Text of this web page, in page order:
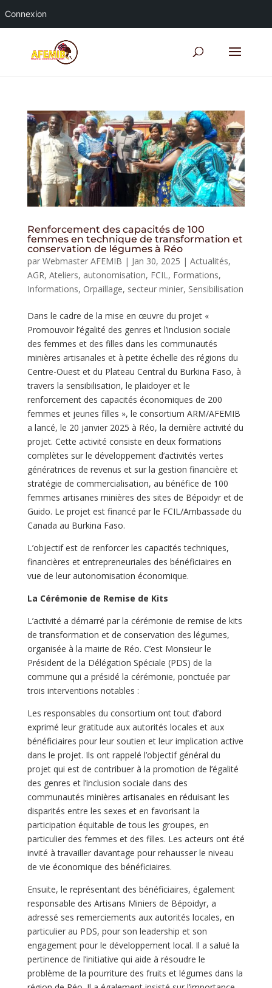
Connexion
Renforcement des capacités de 100
femmes en technique de transformation et
conservation de légumes à Réo
par Webmaster AFEMIB | Jan 30, 2025 | Actualités,
AGR, Ateliers, autonomisation, FCIL , Formations,
Informations, Orpaillage, secteur minier, Sensibilisation
Dans le cadre de la mise en œuvre du projet «
Promouvoir l’égalité des genres et l’inclusion sociale
des femmes et des filles dans les communautés
minières artisanales et à petite échelle des régions du
Centre-Ouest et du Plateau Central du Burkina Faso, à
travers la sensibilisation, le plaidoyer et le
renforcement des capacités économiques de 200
femmes et jeunes filles », le consortium ARM/AFEMIB
a lancé, le 20 janvier 2025 à Réo, la dernière activité du
projet. Cette activité consiste en deux formations
complètes sur le développement d’activités vertes
génératrices de revenus et sur la gestion financière et
stratégie de commercialisation, au bénéfice de 100
femmes artisanes minières des sites de Bépoidyr et de
Guido. Le projet est financé par le FCIL/Ambassade du
Canada au Burkina Faso.
L’objectif est de renforcer les capacités techniques,
financières et entrepreneuriales des bénéficiaires en
vue de leur autonomisation économique.
La Cérémonie de Remise de Kits
L’activité a démarré par la cérémonie de remise de kits
de transformation et de conservation des légumes,
organisée à la mairie de Réo. C’est Monsieur le
Président de la Délégation Spéciale (PDS) de la
commune qui a présidé la cérémonie, ponctuée par
trois interventions notables :
Les responsables du consortium ont tout d’abord
exprimé leur gratitude aux autorités locales et aux
bénéficiaires pour leur soutien et leur implication active
dans le projet. Ils ont rappelé l’objectif général du
projet qui est de contribuer à la promotion de l’égalité
des genres et l’inclusion sociale dans des
communautés minières artisanales en réduisant les
disparités entre les sexes et en favorisant la
participation équitable de tous les groupes, en
particulier des femmes et des filles. Les acteurs ont été
invité à travailler davantage pour rehausser le niveau
de vie économique des bénéficiaires.
Ensuite, le représentant des bénéficiaires, également
responsable des Artisans Miniers de Bépoidyr, a
adressé ses remerciements aux autorités locales, en
particulier au PDS, pour son leadership et son
engagement pour le développement local. Il a salué la
pertinence de l’initiative qui aide à résoudre le
problème de la pourriture des fruits et légumes dans la